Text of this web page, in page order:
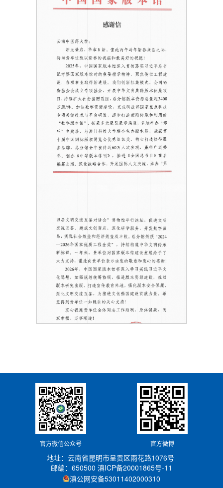
官方微信公众号 官方微博
地址：云南省昆明市呈贡区雨花路1076号
邮编：650500 滇ICP备20001865号-11
滇公网安备53011402000310